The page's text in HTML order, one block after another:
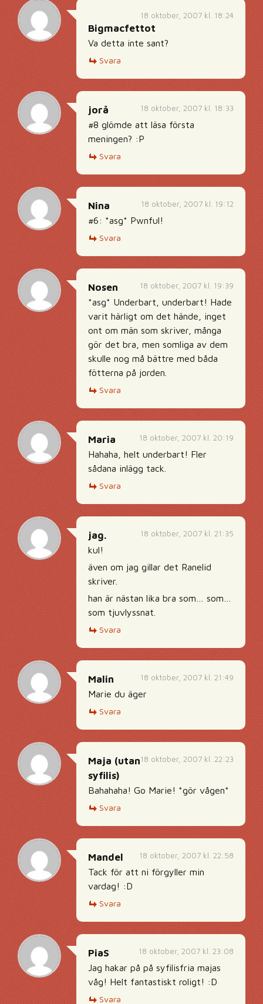
18 oktober, 2007 kl. 18:24
Bigmacfettot
Va detta inte sant?
Svara
18 oktober, 2007 kl. 18:33
jorå
#8 glömde att läsa första
meningen? :P
Svara
18 oktober, 2007 kl. 19:12
Nina
#6: *asg* Pwnful!
Svara
18 oktober, 2007 kl. 19:39
Nosen
*asg* Underbart, underbart! Hade
varit härligt om det hände, inget
ont om män som skriver, många
gör det bra, men somliga av dem
skulle nog må bättre med båda
fötterna på jorden.
Svara
18 oktober, 2007 kl. 20:19
Maria
Hahaha, helt underbart! Fler
sådana inlägg tack.
Svara
18 oktober, 2007 kl. 21:35
jag.
kul!
även om jag gillar det Ranelid
skriver.
han är nästan lika bra som… som…
som tjuvlyssnat.
Svara
18 oktober, 2007 kl. 21:49
Malin
Marie du äger
Svara
18 oktober, 2007 kl. 22:23
Maja (utan
syfilis)
Bahahaha! Go Marie! *gör vågen*
Svara
18 oktober, 2007 kl. 22:58
Mandel
Tack för att ni förgyller min
vardag! :D
Svara
18 oktober, 2007 kl. 23:08
PiaS
Jag hakar på på syfilisfria majas
våg! Helt fantastiskt roligt! :D
Svara